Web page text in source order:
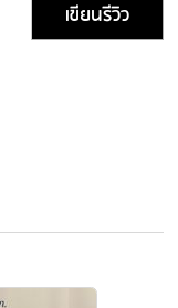
เขียนรีวิว